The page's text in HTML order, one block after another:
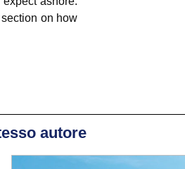
on how
Indiano
autore